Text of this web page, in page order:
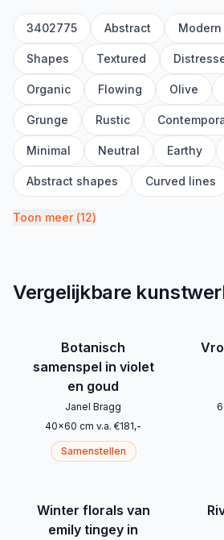
3402775 Abstract Modern
Shapes Textured
Organic Flowing Olive
Grunge Rustic
Minimal Neutral Earthy
Abstract shapes Curved lines
Toon meer(12)
Vergelijkbare
Botanisch
samenspel in violet
en goud
Janel Bragg
40x60 cm v.a. €181,-
Samenstellen
Winter florals van
emily tingey in